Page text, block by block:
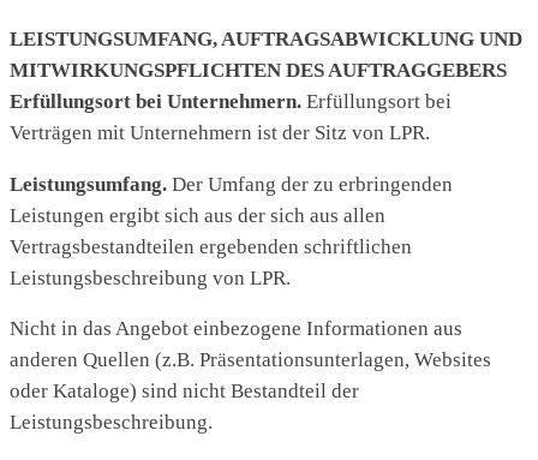
LEISTUNGSUMFANG, AUFTRAGSABWICKLUNG UND
MITWIRKUNGSPFLICHTEN DES AUFTRAGGEBERS
Erfüllungsort bei Unternehmern. Erfüllungsort bei
Verträgen mit Unternehmern ist der Sitz von LPR.
Leistungsumfang. Der Umfang der zu erbringenden
Leistungen ergibt sich aus der sich aus allen
Vertragsbestandteilen ergebenden schriftlichen
Leistungsbeschreibung von LPR.
Nicht in das Angebot einbezogene Informationen aus
anderen Quellen (z.B. Präsentationsunterlagen, Websites
oder Kataloge) sind nicht Bestandteil der
Leistungsbeschreibung.